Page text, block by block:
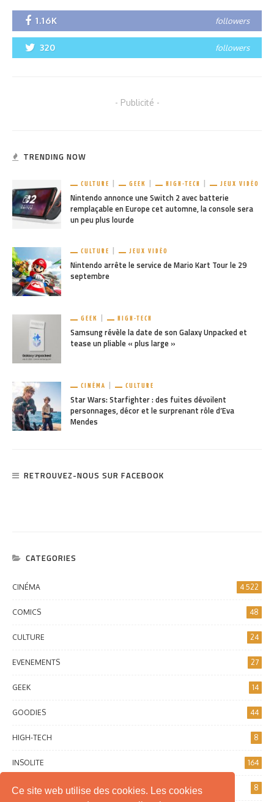
Ce site web utilise des cookies. Les cookies
1.16K followers
320 followers
- Publicité -
TRENDING NOW
CULTURE GEEK HIGH-TECH JEUX VIDÉO
Nintendo annonce une Switch 2 avec batterie
remplaçable en Europe cet automne, la console sera
un peu plus lourde
CULTURE JEUX VIDÉO
Nintendo arrête le service de Mario Kart Tour le 29
septembre
GEEK HIGH-TECH
Samsung révèle la date de son Galaxy Unpacked et
tease un pliable « plus large »
CINÉMA CULTURE
Star Wars: Starfighter : des fuites dévoilent
personnages, décor et le surprenant rôle d’Eva
Mendes
RETROUVEZ-NOUS SUR FACEBOOK
CATEGORIES
CINÉMA 4 522
COMICS 48
CULTURE 24
EVENEMENTS 27
GEEK 14
GOODIES 44
HIGH-TECH 8
INSOLITE 164
INTERNET 8